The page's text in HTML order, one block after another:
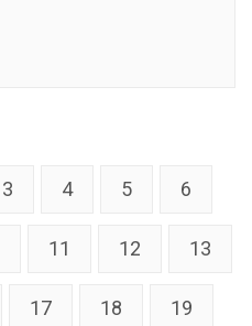
3 4 5 6
11 12 13
17 18 19